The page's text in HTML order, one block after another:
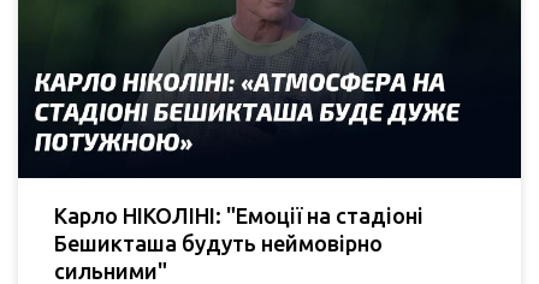
Карло НІКОЛІНІ: "Емоції на стадіоні
Бешикташа будуть неймовірно
сильними"